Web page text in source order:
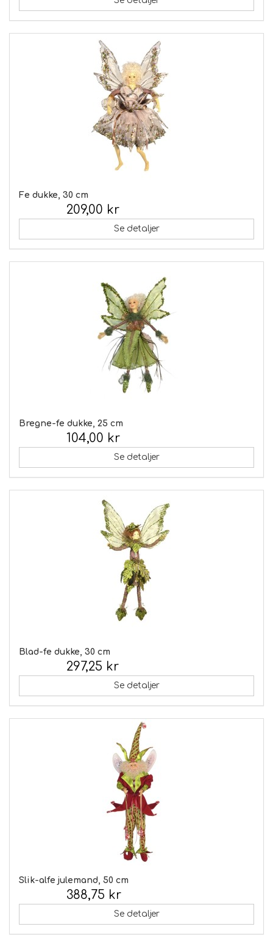
Fe dukke, 30 cm
209,00 kr
Se detaljer
Bregne-fe dukke, 25 cm
104,00 kr
Se detaljer
Blad-fe dukke, 30 cm
297,25 kr
Se detaljer
Slik-alfe julemand, 50 cm
388,75 kr
Se detaljer